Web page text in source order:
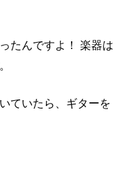
たんですよ！ 楽器は
ていたら、ギターを